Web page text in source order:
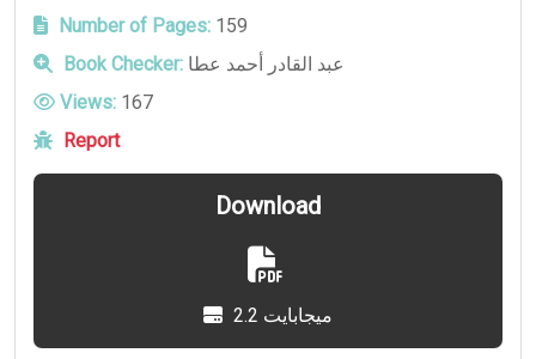
Number of Pages: 159
Book Checker: عبد القادر أحمد عطا
Views: 167
Report
Download
2.2 ميجابايت